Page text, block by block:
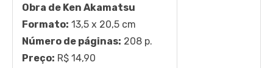
Obra de Ken Akamatsu
Formato: 13,5 x 20,5 cm
Número de páginas: 208 p.
Preço: R$ 14,90